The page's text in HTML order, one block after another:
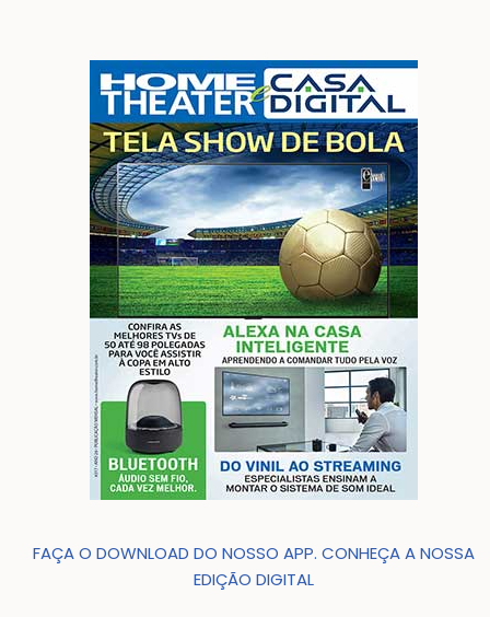
FAÇA O DOWNLOAD DO NOSSO APP. CONHEÇA A NOSSA
EDIÇÃO DIGITAL